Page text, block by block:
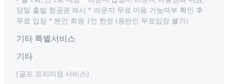
당일 출발 항공권 제시 * 라운지 무료 이용 가능여부 확인 후
무료 입장 * 본인 회원 1인 한정 (동반인 무료입장 불가)
기타 특별서비스
기타
[골프 프리미엄 서비스]